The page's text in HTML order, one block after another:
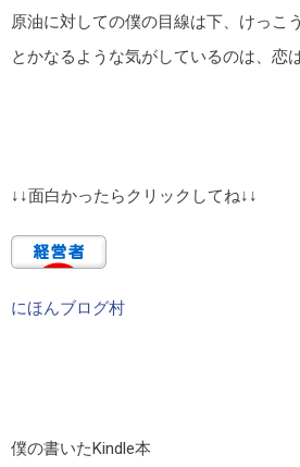
原油に対しての僕の目線は下、けっこ
とかなるような気がしているのは、恋
↓↓面白かったらクリックしてね↓↓
にほんブログ村
僕の書いたKindle本